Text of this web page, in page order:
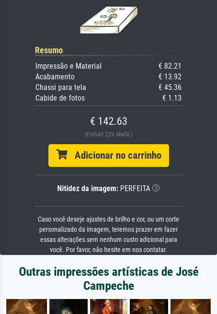
Resumo
Impressão e Material
€ 82.21
Acabamento
€ 13.92
Chassi para tela
€ 45.36
Cabide de fotos
€ 1.13
€ 142.63
(Enthält 23% MwSt.)
Adicionar no carrinho
Nitidez da imagem: PERFEITA
Caso você deseje ajustes de brilho e cor, ou um corte
personalizado da imagem, teremos prazer em fazer
essas alterações sem nenhum custo adicional para
você. Por favor, não hesite em nos contatar.
Outras impressões artísticas de José
Campeche